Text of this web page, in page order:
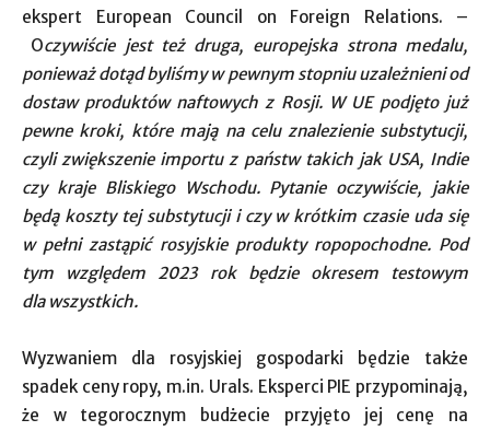
ekspert European Council on Foreign Relations. –
Oczywiście jest też druga, europejska strona medalu,
ponieważ dotąd byliśmy w pewnym stopniu uzależnieni od
dostaw produktów naftowych z Rosji. W UE podjęto już
pewne kroki, które mają na celu znalezienie substytucji,
czyli zwiększenie importu z państw takich jak USA, Indie
czy kraje Bliskiego Wschodu. Pytanie oczywiście, jakie
będą koszty tej substytucji i czy w krótkim czasie uda się
w pełni zastąpić rosyjskie produkty ropopochodne. Pod
tym względem 2023 rok będzie okresem testowym
dla wszystkich.
Wyzwaniem dla rosyjskiej gospodarki będzie także
spadek ceny ropy, m.in. Urals. Eksperci PIE przypominają,
że w tegorocznym budżecie przyjęto jej cenę na